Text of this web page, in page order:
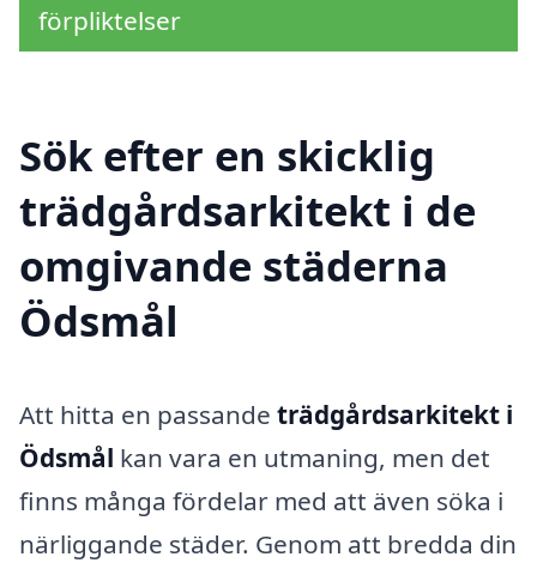
förpliktelser
Sök efter en skicklig
trädgårdsarkitekt i de
omgivande städerna
Ödsmål
Att hitta en passande trädgårdsarkitekt i
Ödsmål kan vara en utmaning, men det
finns många fördelar med att även söka i
närliggande städer. Genom att bredda din